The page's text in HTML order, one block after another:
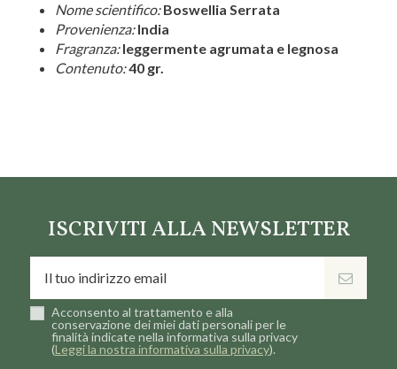
Nome scientifico: Boswellia Serrata
Provenienza:India
Fragranza:leggermente agrumata e legnosa
Contenuto:40 gr.
ISCRIVITI ALLA NEWSLETTER
Acconsento al trattamento e alla
conservazione dei miei dati personali per le
finalità indicate nella informativa sulla privacy
(Leggi la nostra informativa sulla privacy).